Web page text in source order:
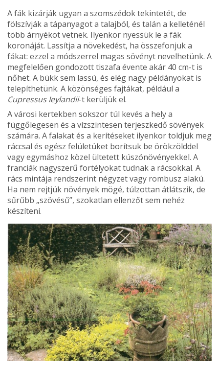
A fák kizárják ugyan a szomszédok tekintetét, de
fölszívják a tápanyagot a ta­lajból, és talán a kelleténél
több árnyékot vetnek. Ilyenkor nyessük le a fák
koroná­ját. Lassítja a növekedést, ha összefonjuk a
fákat: ezzel a módszerrel magas sö­vényt nevelhetünk. A
megfelelően gondo­zott tiszafa évente akár 40 cm-t is
nőhet. A bükk sem lassú, és elég nagy példá­nyokat is
telepíthetünk. A közönséges faj­tákat, például a
Cupressus Ieylandii-t ke­rüljük el.
A városi kertekben sokszor túl kevés a hely a
függőlegesen és a vízszintesen ter­jeszkedő sövények
számára. A falakat és a kerítéseket ilyenkor toldjuk meg
ráccsal és egész felületüket borítsuk be örökzölddel
vagy egymáshoz közel ültetett kúszónövé­nyekkel. A
franciák nagyszerű fortélyokat tudnak a rácsokkal. A
rács mintája rend­szerint négyzet vagy rombusz alakú.
Ha nem rejtjük növények mögé, túlzottan átlát­szik, de
sűrűbb „szövésű”, szokatlan ellenzőt sem nehéz
készíteni.